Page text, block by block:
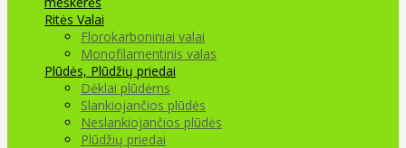
Ritės Valai
Florokarboniniai valai
Monofilamentinis valas
Plūdės, Plūdžių priedai
Dėklai plūdėms
Slankiojančios plūdės
Neslankiojančios plūdės
Plūdžių priedai